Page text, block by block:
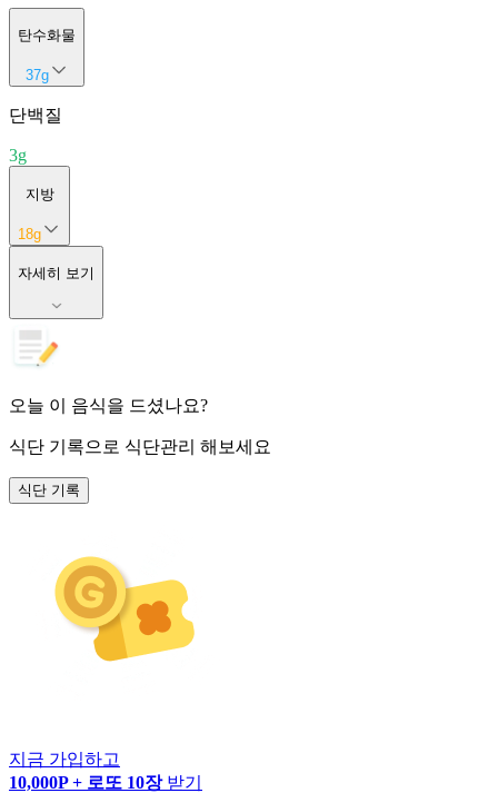
탄수화물
37g
단백질
3g
지방
18g
자세히 보기
오늘 이 음식을 드셨나요?
식단 기록으로 식단관리 해보세요
식단 기록
지금 가입하고
10,000P + 로또 10장 받기